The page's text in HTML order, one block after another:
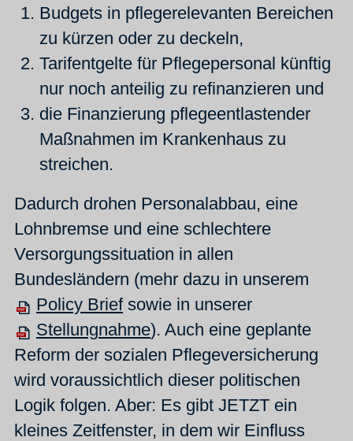
Budgets in pflegerelevanten Bereichen
zu kürzen oder zu deckeln,
Tarifentgelte für Pflegepersonal künftig
nur noch anteilig zu refinanzieren und
die Finanzierung pflegeentlastender
Maßnahmen im Krankenhaus zu
streichen.
Dadurch drohen Personalabbau, eine
Lohnbremse und eine schlechtere
Versorgungssituation in allen
Bundesländern (mehr dazu in unserem
Policy Briefsowie in unserer
Stellungnahme). Auch eine geplante
Reform der sozialen Pflegeversicherung
wird voraussichtlich dieser politischen
Logik folgen. Aber: Es gibt JETZT ein
kleines Zeitfenster, in dem wir Einfluss